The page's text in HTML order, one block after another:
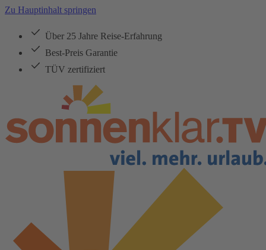
Zu Hauptinhalt springen
Über 25 Jahre Reise-Erfahrung
Best-Preis Garantie
TÜV zertifiziert